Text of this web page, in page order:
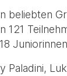
beliebten